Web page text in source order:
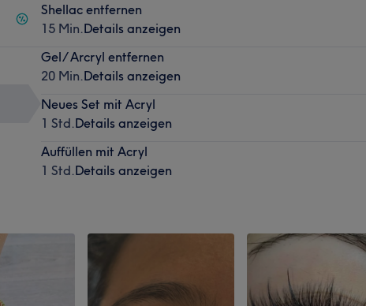
Shellac entfernen
15 Min.Details anzeigen
Gel/ Arcryl entfernen
20 Min.Details anzeigen
Neues Set mit Acryl
1 Std.Details anzeigen
Auffüllen mit Acryl
1 Std.Details anzeigen